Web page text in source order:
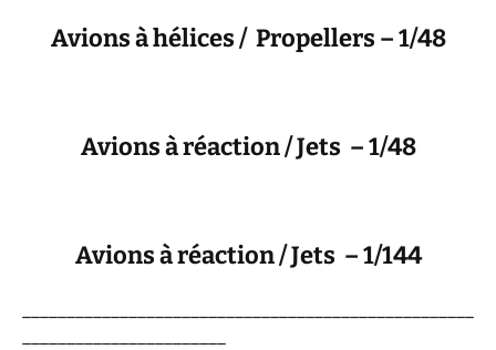
Avions à hélices / Propellers – 1/48
Avions à réaction / Jets – 1/48
Avions à réaction / Jets – 1/144